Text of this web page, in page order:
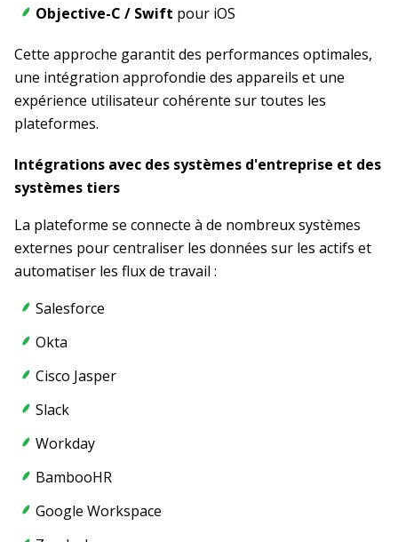
Objective-C / Swift pour iOS
Cette approche garantit des performances optimales,
une intégration approfondie des appareils et une
expérience utilisateur cohérente sur toutes les
plateformes.
Intégrations avec des systèmes d'entreprise et des
systèmes tiers
La plateforme se connecte à de nombreux systèmes
externes pour centraliser les données sur les actifs et
automatiser les flux de travail :
Salesforce
Okta
Cisco Jasper
Slack
Workday
BambooHR
Google Workspace